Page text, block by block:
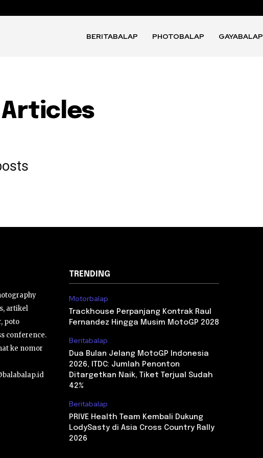
BERITABALAP PHOTOBALAP GAYABALAP
artikel
poto
conference.
ke nomor
TRENDING
Motorbalap
Trackhouse Perpanjang Kontrak Raul
Fernandez Hingga Musim MotoGP 2028
Beritabalap
Dua Bulan Jelang MotoGP Indonesia
2026, ITDC: Jumlah Penonton
Ditargetkan Naik, Tiket Terjual Sudah
42%
Beritabalap
PRIVE Health Team Kembali Dukung
LodySasty di Asia Cross Country Rally
2026